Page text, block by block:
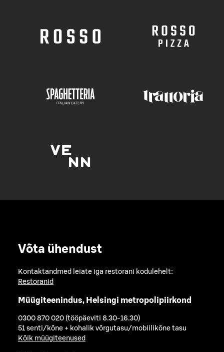
Võta ühendust
Kontaktandmed leiate iga restorani kodulehelt:
Restoranid
Müügiteenindus, Helsingi metropolipiirkond
0300 870 020 (tööpäeviti 8.30-16.30)
51 senti/kõne + kohalik võrgutasu/mobiilikõne tasu
Kõik müügiteenused